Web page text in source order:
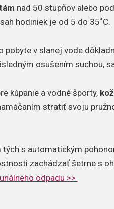
nad 50 stupňov alebo
hodiniek je od 5 do 35˚C.
pobyte v slanej vode
osušením suchou,
kúpanie a vodné športy,
stratiť svoju
tých s automatickým
zachádzať šetrne s
odpadu >>